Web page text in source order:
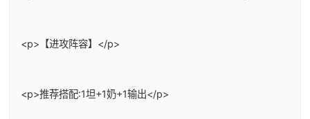
<p>【进攻阵容】</p>
<p>推荐搭配:1坦+1奶+1输出</p>